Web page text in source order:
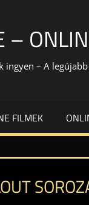
–
ingyen – A
FILMEK